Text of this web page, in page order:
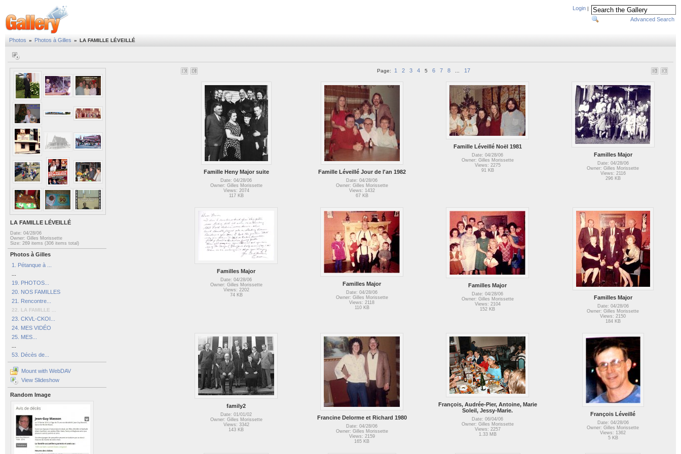
Login |
Advanced Search
Photos » Photos à Gilles » LA FAMILLE LÉVEILLÉ
LA FAMILLE LÉVEILLÉ
Date: 04/28/06
Owner: Gilles Morissette
Size: 269 items (306 items total)
Photos à Gilles
1. Pétanque à ...
19. PHOTOS...
20. NOS FAMILLES
21. Rencontre...
22. LA FAMILLE ...
23. CKVL-CKOI...
24. MES VIDÉO
25. MES...
53. Décès de...
Mount with WebDAV
View Slideshow
Random Image
Page: 1 2 3 4 5 6 7 8 17
Famille Heny Major suite
Date: 04/28/06
Owner: Gilles Morissette
Views: 2074
117 KB
Famille Léveillé Jour de l'an 1982
Date: 04/28/06
Owner: Gilles Morissette
Views: 1432
67 KB
Famille Léveillé Noël 1981
Date: 04/28/06
Owner: Gilles Morissette
Views: 2275
91 KB
Familles Major
Date: 04/28/06
Owner: Gilles Morissette
Views: 2116
296 KB
Familles Major
Date: 04/28/06
Owner: Gilles Morissette
Views: 2202
74 KB
Familles Major
Date: 04/28/06
Owner: Gilles Morissette
Views: 2118
110 KB
Familles Major
Date: 04/28/06
Owner: Gilles Morissette
Views: 2104
152 KB
Familles Major
Date: 04/28/06
Owner: Gilles Morissette
Views: 2150
184 KB
family2
Date: 01/01/02
Owner: Gilles Morissette
Views: 3342
143 KB
Francine Delorme et Richard 1980
Date: 04/28/06
Owner: Gilles Morissette
Views: 2159
165 KB
François, Audrée-Pier, Antoine, Marie
Soleil, Jessy-Marie.
Date: 06/04/06
Owner: Gilles Morissette
Views: 2257
1.33 MB
François Léveillé
Date: 04/28/06
Owner: Gilles Morissette
Views: 1362
5 KB